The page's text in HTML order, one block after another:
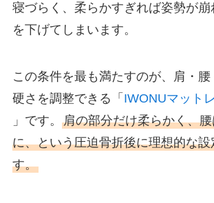
寝づらく、柔らかすぎれば姿勢が
を下げてしまいます。
この条件を最も満たすのが、肩・
硬さを調整できる「 IWONUマット
」です。 肩の部分だけ柔らかく、
に、という圧迫骨折後に理想的な
す。